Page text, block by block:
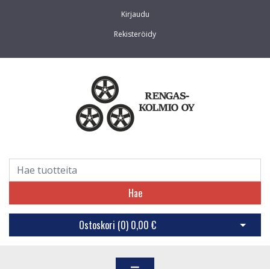
Kirjaudu
Rekisteröidy
Hae
Ostoskori (0) 0,00 € Avaa